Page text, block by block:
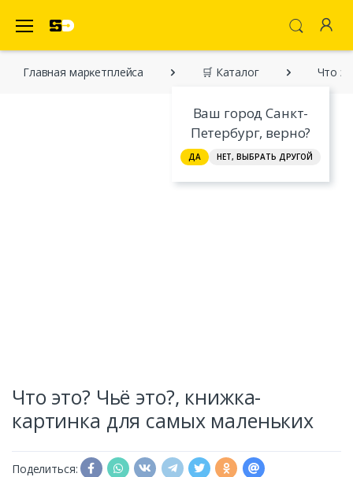
Ваш город Санкт-
Петербург, верно?
ДА НЕТ, ВЫБРАТЬ ДРУГОЙ
Главная марĸетплейса 🛒 Каталог Что
Что это? Чьё это?, книжка-
картинка для самых маленьких
Поделиться: